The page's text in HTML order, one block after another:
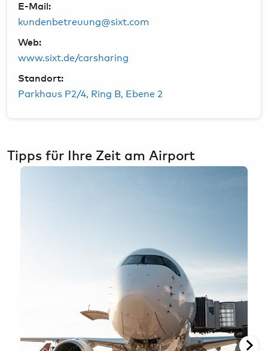
E-Mail:
kundenbetreuung@sixt.com
Web:
www.sixt.de/carsharing
Standort:
Parkhaus P2/4, Ring B, Ebene 2
Tipps für Ihre Zeit am Airport